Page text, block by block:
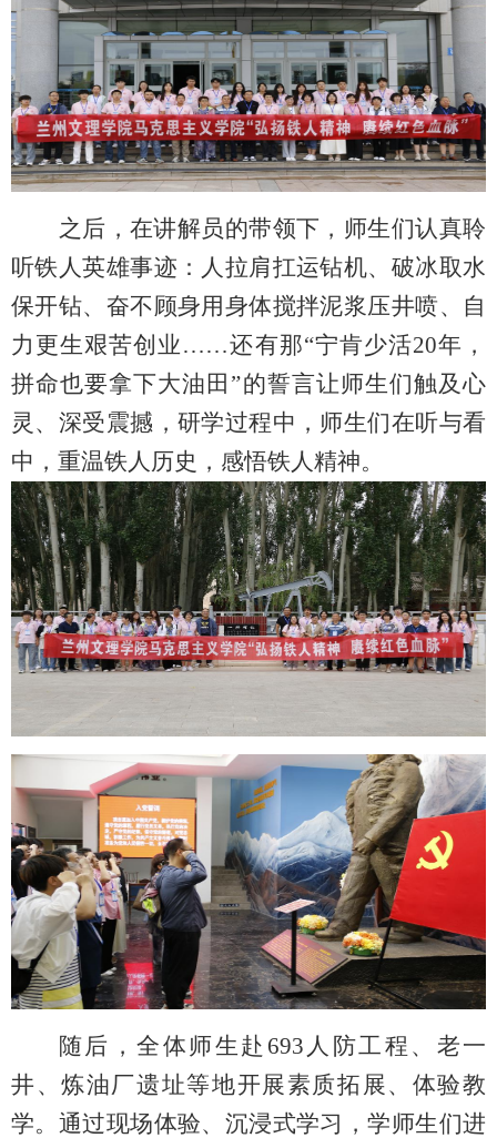
之后，在讲解员的带领下，师生们认真聆
听铁人英雄事迹：人拉肩扛运钻机、破冰取水
保开钻、奋不顾身用身体搅拌泥浆压井喷、自
力更生艰苦创业……还有那“宁肯少活20年，
拼命也要拿下大油田”的誓言让师生们触及心
灵、深受震撼，研学过程中，师生们在听与看
中，重温铁人历史，感悟铁人精神。
随后，全体师生赴 693 人防工程、老一
井、炼油厂遗址等地开展素质拓展、体验教
学。通过现场体验、沉浸式学习，学师生们进